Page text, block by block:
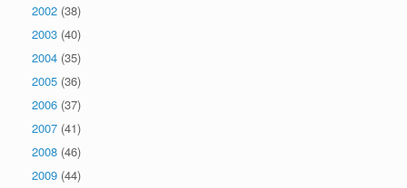
2002 (38)
2003 (40)
2004 (35)
2005 (36)
2006 (37)
2007 (41)
2008 (46)
2009 (44)